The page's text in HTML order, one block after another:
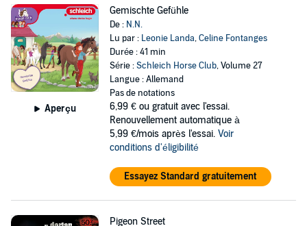
Aperçu
Gemischte Gefühle
De : N.N.
Lu par : Leonie Landa,Celine Fontanges
Durée : 41 min
Série :Schleich Horse Club, Volume 27
Langue : Allemand
Pas de notations
6,99 € ou gratuit avec l'essai.
Renouvellement automatique à
5,99 €/mois après l'essai. Voir
conditions d'éligibilité
Essayez Standard gratuitement
Pigeon Street